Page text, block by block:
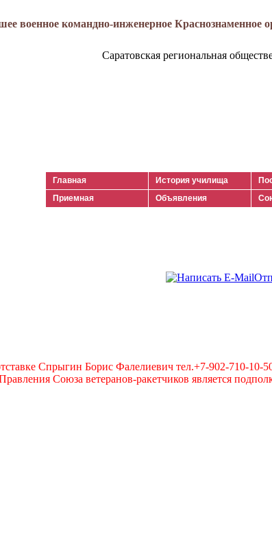
военное командно-инженерное
Саратовская региональная
Главная История училища
Приемная
Объявления
Спрыгин Борис Фалелиевич тел.+7-902-710-
Союза ветеранов-ракетчиков является